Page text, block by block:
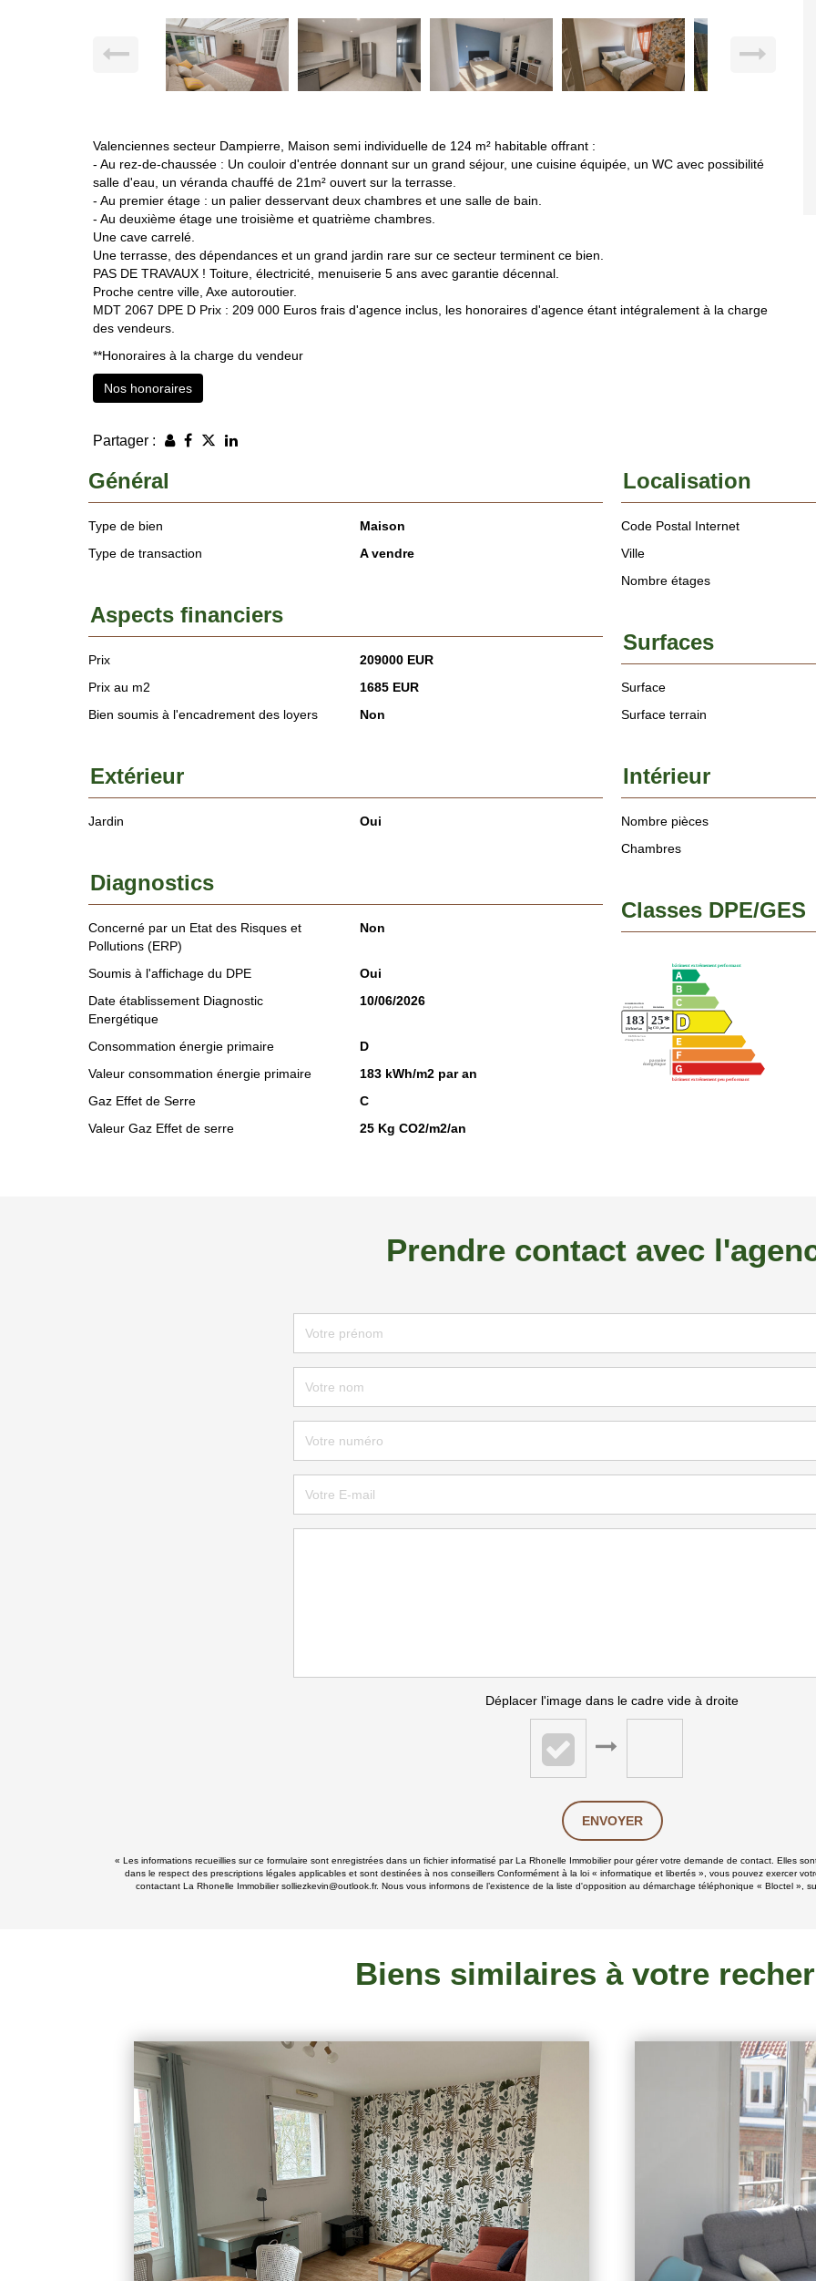
Valenciennes secteur Dampierre, Maison semi individuelle de 124 m² habitable offrant :
- Au rez-de-chaussée : Un couloir d'entrée donnant sur un grand séjour, une cuisine équipée, un WC avec possibilité
salle d'eau, un véranda chauffé de 21m² ouvert sur la terrasse.
- Au premier étage : un palier desservant deux chambres et une salle de bain.
- Au deuxième étage une troisième et quatrième chambres.
Une cave carrelé.
Une terrasse, des dépendances et un grand jardin rare sur ce secteur terminent ce bien.
PAS DE TRAVAUX ! Toiture, électricité, menuiserie 5 ans avec garantie décennal.
Proche centre ville, Axe autoroutier.
MDT 2067 DPE D Prix : 209 000 Euros frais d'agence inclus, les honoraires d'agence étant intégralement à la charge
des vendeurs.
**Honoraires à la charge du vendeur
Nos honoraires
Partager :
Général
Type de bien
Maison
Type de transaction
A vendre
Localisation
Code Postal Internet
Ville
Nombre étages
Aspects financiers
Prix
209000 EUR
Prix au m2
1685 EUR
Bien soumis à l'encadrement des loyers
Non
Surfaces
Surface
Surface terrain
Extérieur
Jardin Oui
Intérieur
Nombre pièces
Chambres
Diagnostics
Concerné par un Etat des Risques et
Pollutions (ERP)
Non
Soumis à l'affichage du DPE
Oui
Date établissement Diagnostic
Energétique
10/06/2026
Consommation énergie primaire
D
Valeur consommation énergie primaire
183 kWh/m2 par an
Gaz Effet de Serre
C
Valeur Gaz Effet de serre
25 Kg CO2/m2/an
Classes DPE/GES
Prendre contact avec
Déplacer l'image dans le cadre vide à droite
ENVOYER
« Les informations recueillies sur ce formulaire sont enregistrées dans un fichier informatisé par La Rhonelle Immobilier pour gérer votre demande de contact. Elles
dans le respect des prescriptions légales applicables et sont destinées à nos conseillers Conformément à la loi « informatique et libertés », vous pouvez exercer
contactant La Rhonelle Immobilier solliezkevin@outlook.fr. Nous vous informons de l’existence de la liste d'opposition au démarchage téléphonique « Bloctel »,
Biens similaires à votre